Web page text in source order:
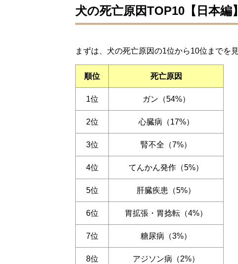
犬の死亡原因TOP10【日本編】
まずは、犬の死亡原因の1位から10位までを
順位 死亡原因
1位 ガン（54%）
2位 心臓病（17%）
3位 腎不全（7%）
4位 てんかん発作（5%）
5位 肝臓疾患（5%）
6位 胃拡張・胃捻転（4%）
7位 糖尿病（3%）
8位 アジソン病（2%）